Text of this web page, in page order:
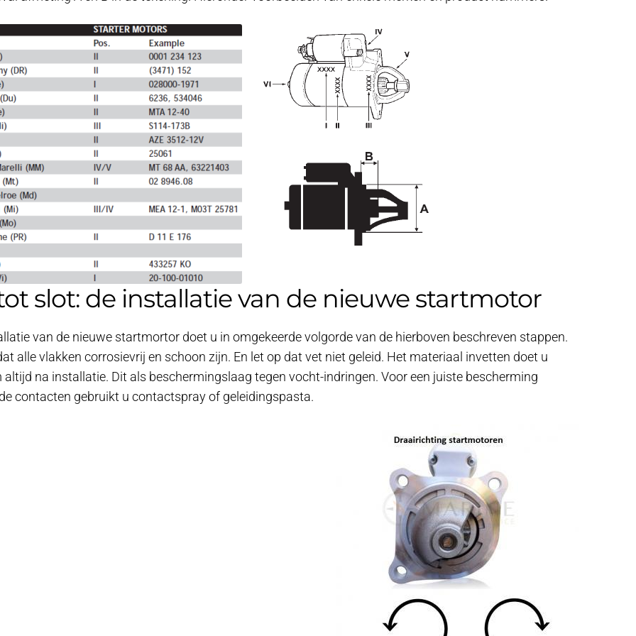
slot: de installatie van de nieuwe startmotor
van de nieuwe startmortor doet u in omgekeerde volgorde van de hierboven beschreven stappen.
alle vlakken corrosievrij en schoon zijn. En let op dat vet niet geleid. Het materiaal invetten doet u
altijd na installatie. Dit als beschermingslaag tegen vocht-indringen. Voor een juiste bescherming
contacten gebruikt u contactspray of geleidingspasta.